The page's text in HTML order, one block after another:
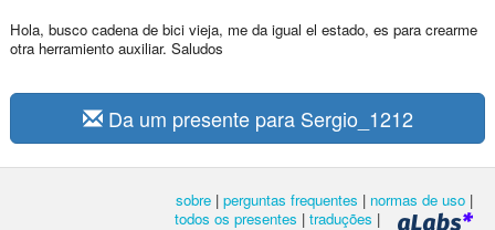
Hola, busco cadena de bici vieja, me da igual el estado, es para crearme
otra herramiento auxiliar. Saludos
Da um presente para Sergio_1212
sobre | perguntas frequentes | normas de uso |
todos os presentes | traduções |